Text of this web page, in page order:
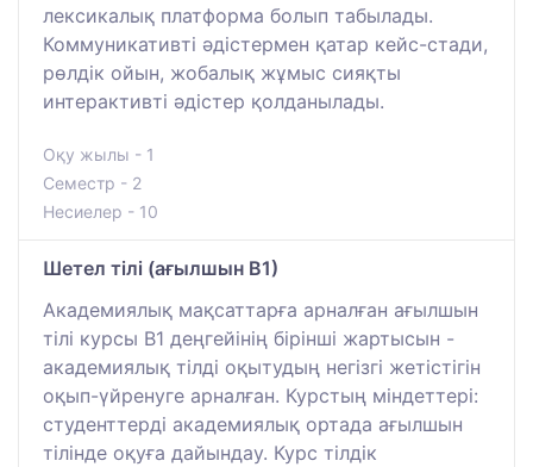
лексикалық платформа болып табылады.
Коммуникативті әдістермен қатар кейс-стади,
рөлдік ойын, жобалық жұмыс сияқты
интерактивті әдістер қолданылады.
Оқу жылы - 1
Семестр - 2
Несиелер - 10
Шетел тілі (ағылшын В1)
Академиялық мақсаттарға арналған ағылшын
тілі курсы B1 деңгейінің бірінші жартысын -
академиялық тілді оқытудың негізгі жетістігін
оқып-үйренуге арналған. Курстың міндеттері:
студенттерді академиялық ортада ағылшын
тілінде оқуға дайындау. Курс тілдік